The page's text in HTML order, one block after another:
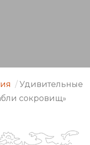
/ Удивительные
сокровищ»